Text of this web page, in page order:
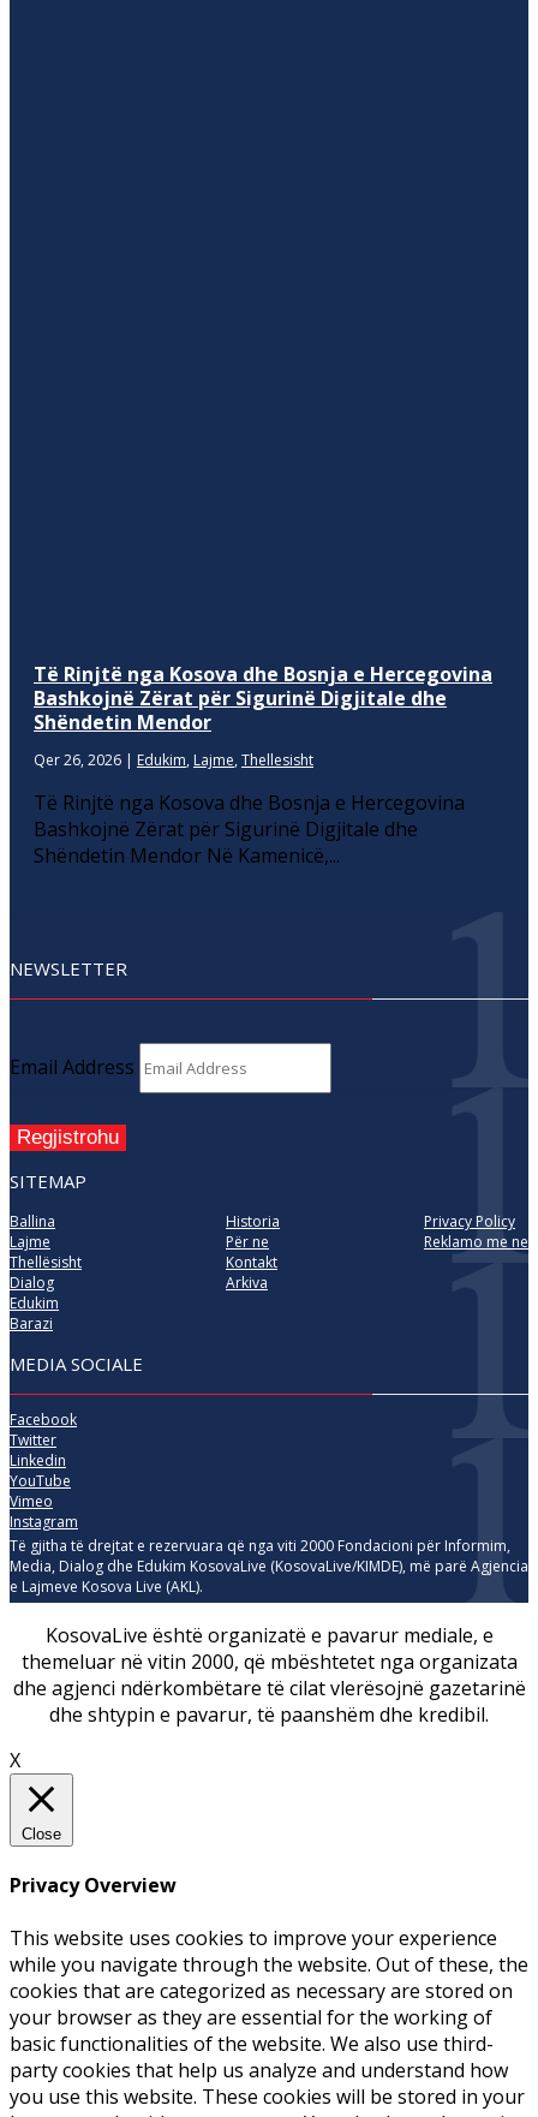
Të Rinjtë nga Kosova dhe Bosnja e Hercegovina
Bashkojnë Zërat për Sigurinë Digjitale dhe
Shëndetin Mendor
Qer 26, 2026 | Edukim, Lajme, Thellesisht
Të Rinjtë nga Kosova dhe Bosnja e Hercegovina
Bashkojnë Zërat për Sigurinë Digjitale dhe
Shëndetin Mendor Në Kamenicë,...
NEWSLETTER
Email Address
Regjistrohu
SITEMAP
Ballina
Lajme
Thellësisht
Dialog
Edukim
Barazi
Historia
Për ne
Kontakt
Arkiva
Privacy Policy
Reklamo me ne
MEDIA SOCIALE
Facebook
Twitter
Linkedin
YouTube
Vimeo
Instagram
Të gjitha të drejtat e rezervuara që nga viti 2000 Fondacioni për Informim,
Media, Dialog dhe Edukim KosovaLive (KosovaLive/KIMDE), më parë Agjencia
e Lajmeve Kosova Live (AKL).
KosovaLive është organizatë e pavarur mediale, e
themeluar në vitin 2000, që mbështetet nga organizata
dhe agjenci ndërkombëtare të cilat vlerësojnë gazetarinë
dhe shtypin e pavarur, të paanshëm dhe kredibil.
X
Close
Privacy Overview
This website uses cookies to improve your experience
while you navigate through the website. Out of these, the
cookies that are categorized as necessary are stored on
your browser as they are essential for the working of
basic functionalities of the website. We also use third-
party cookies that help us analyze and understand how
you use this website. These cookies will be stored in your